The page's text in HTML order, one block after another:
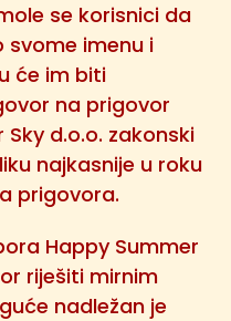
se korisnici da
imenu i
će im biti
na prigovor
d.o.o. zakonski
najkasnije u roku
prigovora.
Happy Summer
riješiti mirnim
nadležan je